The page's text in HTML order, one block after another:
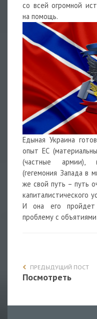
со всей огромной
на помощь.
Едыная Украина
опыт ЕС
(частные армии),
(гегемония Запада в
же свой путь – путь
капиталистического
И она его пройдет
проблему с
ПРЕДЫДУЩИЙ ПОСТ
Посмотреть